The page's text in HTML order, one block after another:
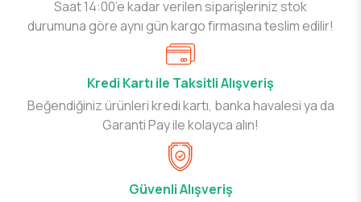
Saat 14:00’e kadar verilen siparişleriniz stok
durumuna göre aynı gün kargo firmasına teslim edilir!
Kredi Kartı ile Taksitli Alışveriş
Beğendiğiniz ürünleri kredi kartı, banka havalesi ya da
Garanti Pay ile kolayca alın!
Güvenli Alışveriş